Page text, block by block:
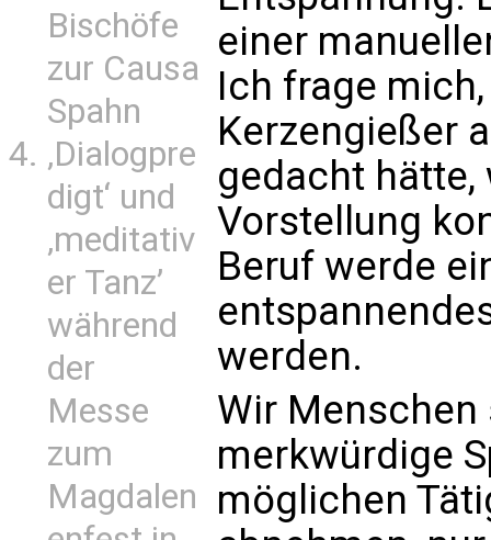
Bischöfe
zur Causa
Spahn
‚Dialogpre
digt‘ und
‚meditativ
er Tanz’
während
der
Messe
zum
Magdalen
einer
Ich frage
Kerzengießer
gedacht hätte,
Vorstellung
Beruf werde
werden.
Wir
merkwürdige
möglichen